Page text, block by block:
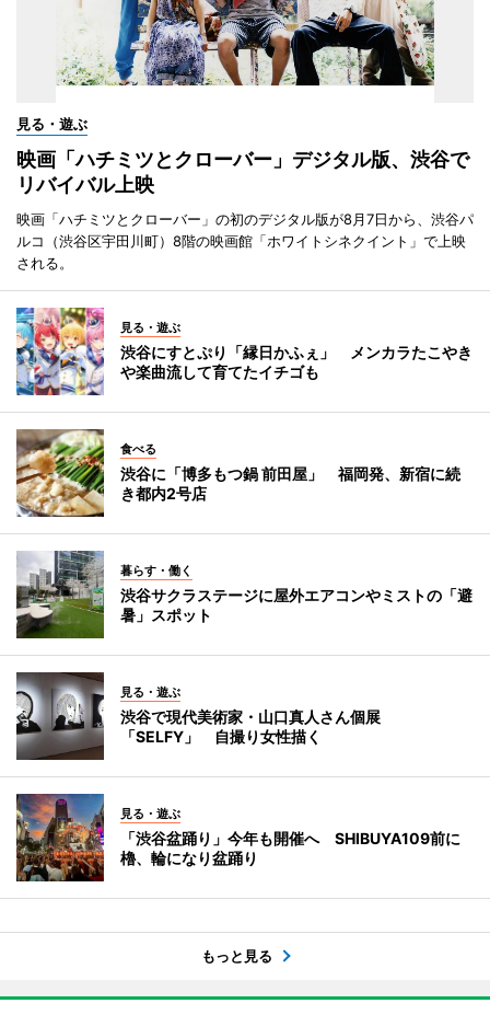
見る・遊ぶ
映画「ハチミツとクローバー」デジタル版、渋谷で
リバイバル上映
映画「ハチミツとクローバー」の初のデジタル版が8月7日から、渋谷パ
ルコ（渋谷区宇田川町）8階の映画館「ホワイトシネクイント」で上映
される。
見る・遊ぶ
渋谷にすとぷり「縁日かふぇ」 メンカラたこやき
や楽曲流して育てたイチゴも
食べる
渋谷に「博多もつ鍋 前田屋」 福岡発、新宿に続
き都内2号店
暮らす・働く
渋谷サクラステージに屋外エアコンやミストの「避
暑」スポット
見る・遊ぶ
渋谷で現代美術家・山口真人さん個展
「SELFY」 自撮り女性描く
見る・遊ぶ
「渋谷盆踊り」今年も開催へ SHIBUYA109前に
櫓、輪になり盆踊り
もっと見る